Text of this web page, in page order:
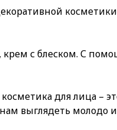
с блеском. С
для лица –
выглядеть молодо и